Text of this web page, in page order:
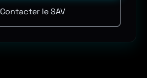
Contacter le SAV